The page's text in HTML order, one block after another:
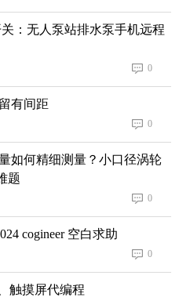
关：无人泵站排水泵手机远程
0
有间距
0
如何精细测量？小口径涡轮
题
0
cogineer 空白求助
0
触摸屏代编程